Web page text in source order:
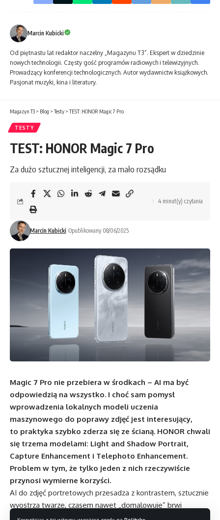
Marcin Kubicki
Od piętnastu lat redaktor naczelny „Magazynu T3”. Ekspert w dziedzinie
nowych technologii. Częsty gość programów radiowych i telewizyjnych.
Prowadzący konferencji technologicznych. Autor wydawnictw książkowych.
Pasjonat muzyki, kina i literatury.
Magazyn T3 > Blog >Testy >TEST: HONOR Magic 7 Pro
TESTY
TEST: HONOR Magic 7 Pro
Za dużo sztucznej inteligencji, za mało rozsądku
Marcin Kubicki Opublikowany 08/06/2025
4 minut(y) czytania
Magic 7 Pro nie przebiera w środkach – AI ma być
odpowiedzią na wszystko. I choć sam pomysł
wprowadzenia lokalnych modeli uczenia
maszynowego do poprawy zdjęć jest interesujący,
to praktyka szybko zderza się ze ścianą. HONOR chwali
się trzema modelami: Light and Shadow Portrait,
Capture Enhancement i Telephoto Enhancement.
Problem w tym, że tylko jeden z nich rzeczywiście
przynosi wymierne korzyści.
AI do zdjęć portretowych przesadza z kontrastem, sztucznie
wyostrza twarze, czasem nawet „domalowuje” brwi
czy wygładza zmarszczki do poziomu kreskówki.